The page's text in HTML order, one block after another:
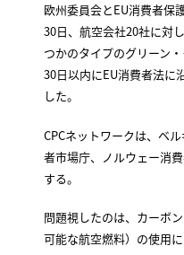
欧州委員会とEU消費者保
30日、航空会社20社に対
つかのタイプのグリーン
30日以内にEU消費者法に
した。
CPCネットワークは、ベ
者市場庁、ノルウェー消
する。
問題視したのは、カーボ
可能な航空燃料）の使用